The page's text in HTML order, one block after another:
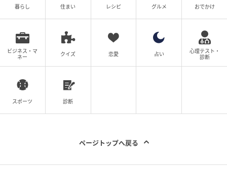
のすこしの変化も喜べるようになりました。
続けるために大切にしていること
筋トレ、そして早起き。 でも完璧ではなく、できない
日もあったり、いつもより簡単に済ませる日もありま
す。
暮らし 住まい レシピ グルメ おでかけ
ビジネス・マ
ネー
クイズ 恋愛 占い
心理テスト・
診断
スポーツ 診断
ページトップへ戻る